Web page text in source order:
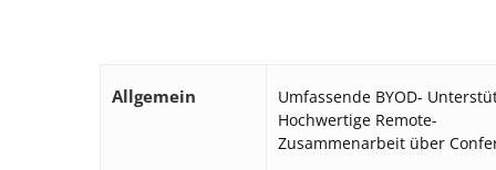
Allgemein
Umfassende BYOD-
Hochwertige Remote-
Zusammenarbeit über